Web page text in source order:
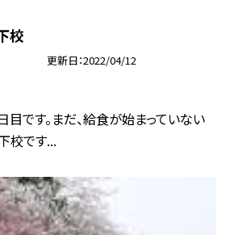
校
更新日 2022/04/12
目です。まだ、給食が始まっていない
校です...